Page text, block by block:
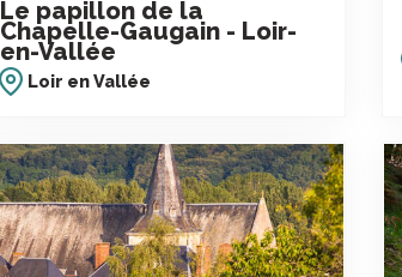
Le papillon de la
Chapelle-Gaugain - Loir-
en-Vallée
Loir en Vallée